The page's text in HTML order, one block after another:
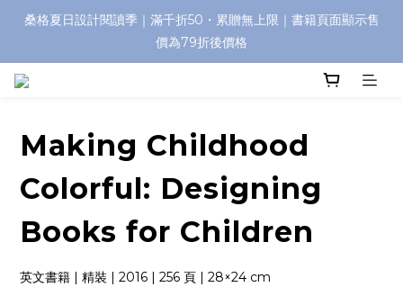
桑格夏日設計閱讀季｜滿千折50・累贈無上限｜書籍頁面顯示售
價為79折後價格
Making Childhood
Colorful: Designing
Books for Children
英文書籍 | 精裝 | 2016 | 256 頁 | 28×24 cm